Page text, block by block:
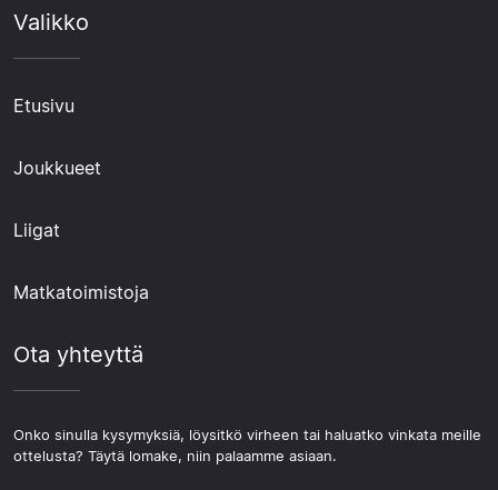
Valikko
Etusivu
Joukkueet
Liigat
Matkatoimistoja
Ota yhteyttä
Onko sinulla kysymyksiä, löysitkö virheen tai haluatko vinkata meille
ottelusta? Täytä lomake, niin palaamme asiaan.